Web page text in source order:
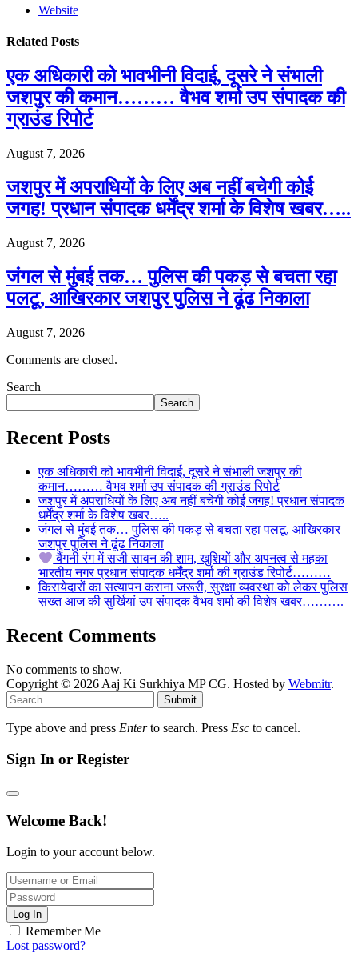
Website
Related Posts
एक अधिकारी को भावभीनी विदाई, दूसरे ने संभाली
जशपुर की कमान……… वैभव शर्मा उप संपादक की
ग्राउंड रिपोर्ट
August 7, 2026
जशपुर में अपराधियों के लिए अब नहीं बचेगी कोई
जगह! प्रधान संपादक धर्मेंद्र शर्मा के विशेष खबर…..
August 7, 2026
जंगल से मुंबई तक… पुलिस की पकड़ से बचता रहा
पलटू, आखिरकार जशपुर पुलिस ने ढूंढ निकाला
August 7, 2026
Comments are closed.
Search
Search
Recent Posts
एक अधिकारी को भावभीनी विदाई, दूसरे ने संभाली जशपुर की
कमान……… वैभव शर्मा उप संपादक की ग्राउंड रिपोर्ट
जशपुर में अपराधियों के लिए अब नहीं बचेगी कोई जगह! प्रधान संपादक
धर्मेंद्र शर्मा के विशेष खबर…..
जंगल से मुंबई तक… पुलिस की पकड़ से बचता रहा पलटू, आखिरकार
जशपुर पुलिस ने ढूंढ निकाला
बैंगनी रंग में सजी सावन की शाम, खुशियों और अपनत्व से महका
भारतीय नगर प्रधान संपादक धर्मेंद्र शर्मा की ग्राउंड रिपोर्ट………
किरायेदारों का सत्यापन कराना जरूरी, सुरक्षा व्यवस्था को लेकर पुलिस
सख्त आज की सुर्खियां उप संपादक वैभव शर्मा की विशेष खबर……….
Recent Comments
No comments to show.
Copyright © 2026 Aaj Ki Surkhiya MP CG. Hosted by Webmitr.
Submit
Type above and press Enterto search. Press Esc to cancel.
Sign In or Register
Welcome Back!
Login to your account below.
Log In
Remember Me
Lost password?